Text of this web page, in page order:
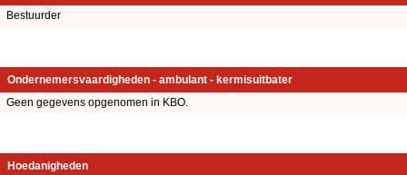
Bestuurder
Ondernemersvaardigheden - ambulant - kermisuitbater
Geen gegevens opgenomen in KBO.
Hoedanigheden